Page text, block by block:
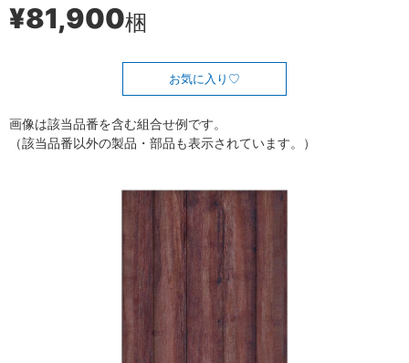
¥81,900梱
お気に入り
画像は該当品番を含む組合せ例です。
（該当品番以外の製品・部品も表示されています。）